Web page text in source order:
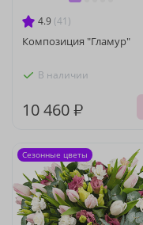
4.9 (41)
Композиция "Гламур"
В наличии
10 460 ₽
Сезонные цветы